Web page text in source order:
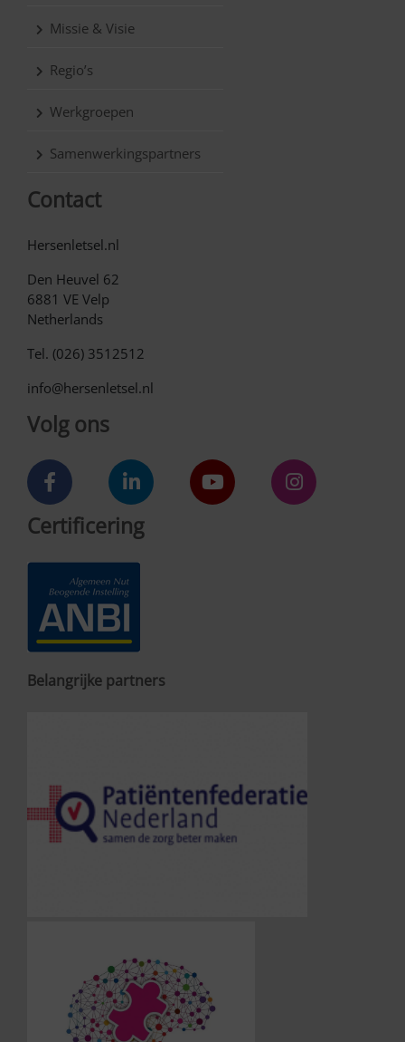
Missie & Visie
Regio’s
Werkgroepen
Samenwerkingspartners
Contact
Hersenletsel.nl
Den Heuvel 62
6881 VE Velp
Netherlands
Tel. (026) 3512512
info@hersenletsel.nl
Volg ons
Certificering
Belangrijke partners